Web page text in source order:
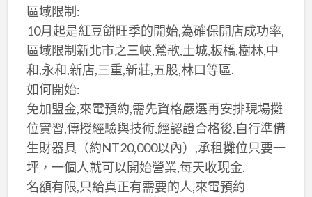
區域限制:
10月起是紅豆餅旺季的開始,為確保開店成功率,
區域限制新北市之三峽,鶯歌,土城,板橋,樹林,中
和,永和,新店,三重,新莊,五股,林口等區.
如何開始:
免加盟金,來電預約,需先資格嚴選再安排現場攤
位實習,傳授經驗與技術,經認證合格後,自行準備
生財器具（約NT20,000以內）,承租攤位只要一
坪，一個人就可以開始營業,每天收現金.
名額有限,只給真正有需要的人,來電預約